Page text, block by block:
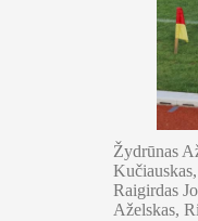
Žydrūnas
Raigirdas
Aželskas,